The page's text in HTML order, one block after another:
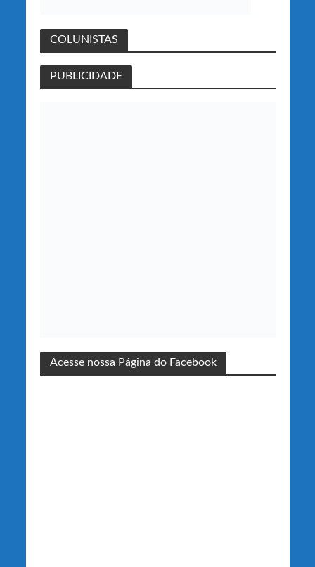
COLUNISTAS
PUBLICIDADE
Acesse nossa Página do Facebook